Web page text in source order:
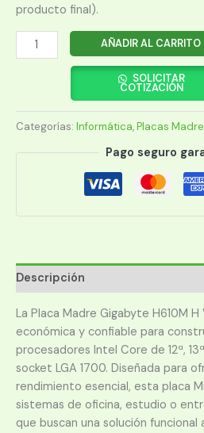
producto final).
PLACA
MADRE
H610M-
H
AÑADIR AL CARRITO
SOLICITAR
COTIZACIÓN
Categorías: Informática,Placas
Pago seguro
Descripción
La Placa Madre Gigabyte H610M H
económica y confiable para
procesadores Intel Core de 12ª,
socket LGA 1700. Diseñada para
rendimiento esencial, esta placa
sistemas de oficina, estudio o
que buscan una solución funcional